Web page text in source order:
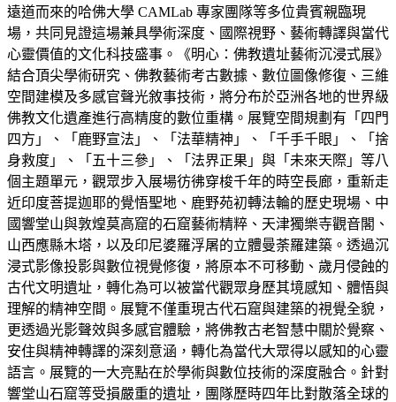
遠道而來的哈佛大學 CAMLab 專家團隊等多位貴賓親臨現
場，共同見證這場兼具學術深度、國際視野、藝術轉譯與當代
心靈價值的文化科技盛事。《明心：佛教遺址藝術沉浸式展》
結合頂尖學術研究、佛教藝術考古數據、數位圖像修復、三維
空間建模及多感官聲光敘事技術，將分布於亞洲各地的世界級
佛教文化遺產進行高精度的數位重構。展覽空間規劃有「四門
四方」、「鹿野宣法」、「法華精神」、「千手千眼」、「捨
身救度」、「五十三參」、「法界正果」與「未來天際」等八
個主題單元，觀眾步入展場彷彿穿梭千年的時空長廊，重新走
近印度菩提迦耶的覺悟聖地、鹿野苑初轉法輪的歷史現場、中
國響堂山與敦煌莫高窟的石窟藝術精粹、天津獨樂寺觀音閣、
山西應縣木塔，以及印尼婆羅浮屠的立體曼荼羅建築。透過沉
浸式影像投影與數位視覺修復，將原本不可移動、歲月侵蝕的
古代文明遺址，轉化為可以被當代觀眾身歷其境感知、體悟與
理解的精神空間。展覽不僅重現古代石窟與建築的視覺全貌，
更透過光影聲效與多感官體驗，將佛教古老智慧中關於覺察、
安住與精神轉譯的深刻意涵，轉化為當代大眾得以感知的心靈
語言。展覽的一大亮點在於學術與數位技術的深度融合。針對
響堂山石窟等受損嚴重的遺址，團隊歷時四年比對散落全球的